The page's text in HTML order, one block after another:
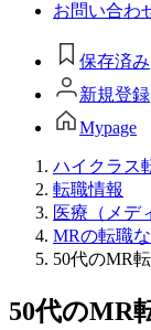
お問い合わ
保存済み
新規登録
Mypage
ハイクラス
転職情報
医療（メデ
MRの転職
50代のMR
50代のMR